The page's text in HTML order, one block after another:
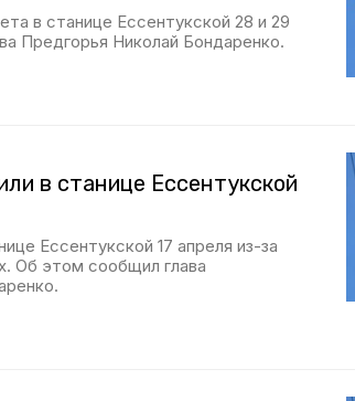
в станице Ессентукской 28 и 29
Предгорья Николай Бондаренко.
в станице Ессентукской
Ессентукской 17 апреля из-за
Об этом сообщил глава